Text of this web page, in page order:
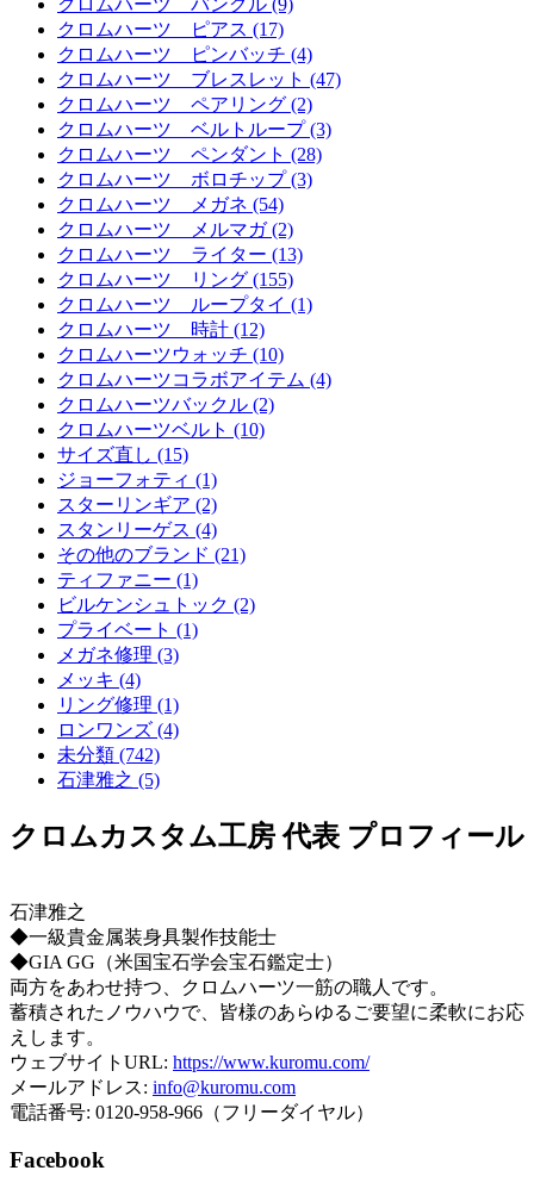
クロムハーツ ピアス (17)
クロムハーツ ピンバッチ (4)
クロムハーツ ブレスレット (47)
クロムハーツ ペアリング (2)
クロムハーツ ベルトループ (3)
クロムハーツ ペンダント (28)
クロムハーツ ボロチップ (3)
クロムハーツ メガネ (54)
クロムハーツ メルマガ (2)
クロムハーツ ライター (13)
クロムハーツ リング (155)
クロムハーツ ループタイ (1)
クロムハーツ 時計 (12)
クロムハーツウォッチ (10)
クロムハーツコラボアイテム (4)
クロムハーツバックル (2)
クロムハーツベルト (10)
サイズ直し (15)
ジョーフォティ (1)
スターリンギア (2)
スタンリーゲス (4)
その他のブランド (21)
ティファニー (1)
ビルケンシュトック (2)
プライベート (1)
メガネ修理 (3)
メッキ (4)
リング修理 (1)
ロンワンズ (4)
未分類 (742)
石津雅之 (5)
クロムカスタム工房 代表 プロフィール
石津雅之
◆一級貴金属装身具製作技能士
◆GIA GG（米国宝石学会宝石鑑定士）
両方をあわせ持つ、クロムハーツ一筋の職人です。
蓄積されたノウハウで、皆様のあらゆるご要望に柔軟にお応
えします。
ウェブサイトURL: https://www.kuromu.com/
メールアドレス: info@kuromu.com
電話番号: 0120-958-966（フリーダイヤル）
Facebook